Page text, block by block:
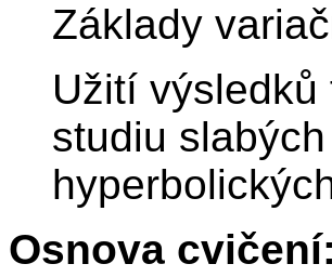
Základy
Užití
studiu
Osnova cvičení: